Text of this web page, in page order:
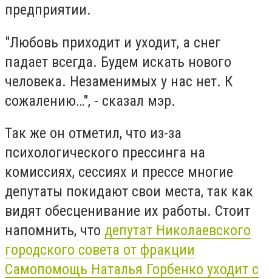
предприятии.
"Любовь приходит и уходит, а снег
падает всегда. Будем искать нового
человека. Незаменимых у нас нет. К
сожалению…", - сказал мэр.
Так же он отметил, что из-за
психологического прессинга на
комиссиях, сессиях и прессе многие
депутаты покидают свои места, так как
видят обесценивание их работы. Стоит
напомнить, что депутат Николаевского
городского совета от фракции
Самопомощь Наталья Горбенко уходит с